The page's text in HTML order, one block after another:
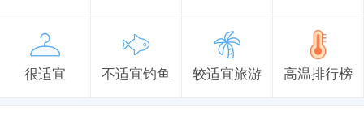
很适宜 不适宜钓鱼 较适宜旅游 高温排行榜